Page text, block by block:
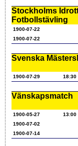
Stockholms
Fotbollstävling
1900-07-22
1900-07-22
Svenska
1900-07-29 18:30
Vänskapsmatch
1900-05-27 13:00
1900-07-02
1900-07-14